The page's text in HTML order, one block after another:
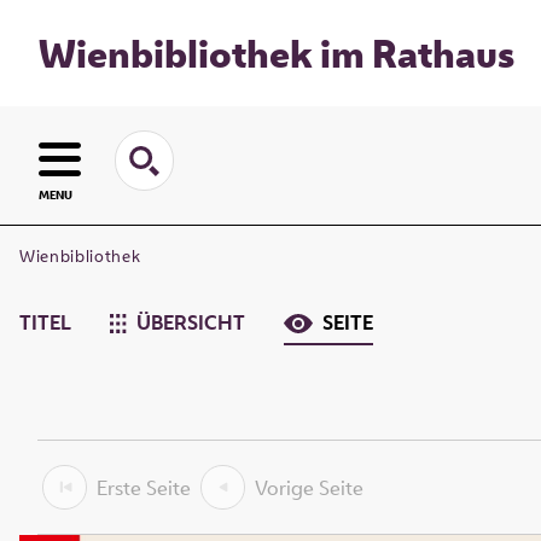
Wienbibliothek im Rathaus
MENU
Wienbibliothek
TITEL ÜBERSICHT SEITE
Erste Seite Vorige Seite